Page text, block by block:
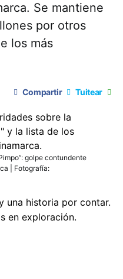
Se mantiene
por otros
los más
Compartir Tuitear
golpe contundente
| Fotografía: